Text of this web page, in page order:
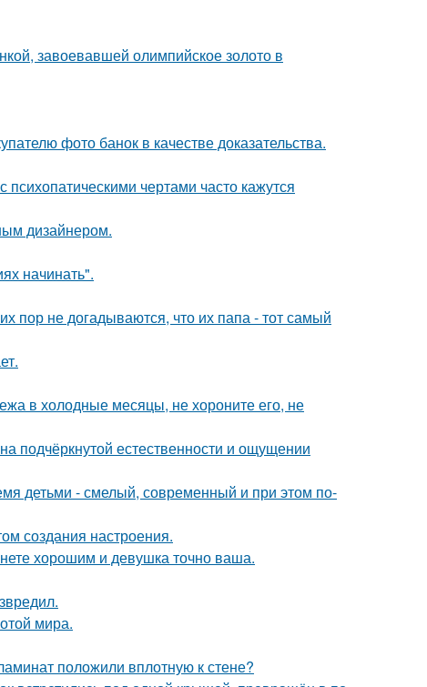
завоевавшей олимпийское золото в
фото банок в качестве доказательства.
чертами часто кажутся
дизайнером.
начинать".
пор не догадываются, что их папа - тот самый
в холодные месяцы, не хороните его, не
подчёркнутой естественности и ощущении
детьми - смелый, современный и при этом по-
создания настроения.
хорошим и девушка точно ваша.
мира.
положили вплотную к стене?